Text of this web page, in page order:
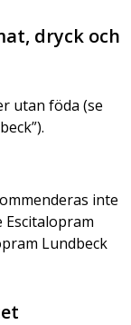
dryck och
utan föda (se
inte
Lundbeck